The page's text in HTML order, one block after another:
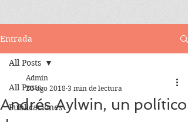
Entrada
All Posts
Publicaciones
All Posts
Andrés Aylwin, un político
Admin
20 ago 2018 3 min de lectura